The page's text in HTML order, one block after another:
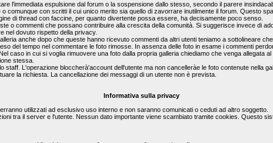
l'immediata espulsione dal forum o la sospensione dallo stesso, secondo il parere
comunque con scritti il cui unico merito sia quello di zavorrare inutilmente il forum. Questo
di thread con faccine, per quanto divertente possa essere, ha decisamente poco senso.
o commenti che possano contribuire alla crescita della comunità. Si suggerisce invece di
nel dovuto rispetto della privacy.
anche dopo che queste hanno ricevuto commenti da altri utenti teniamo a sottolineare
del tempo nel commentare le foto rimosse. In assenza delle foto in esame i commenti
caso in cui si voglia rimuovere una foto dalla propria galleria chiediamo che venga allegata
stessa.
staff. L'operazione bloccherà'account dell'utente ma non cancelleràe le foto contenute nella
la richiesta. La cancellazione dei messaggi di un utente non è prevista.
Informativa sulla privacy
utilizzati ad esclusivo uso interno e non saranno comunicati o ceduti ad altro soggetto.
tra il server e l'utente. Nessun dato importante viene scambiato tramite cookies. Questo